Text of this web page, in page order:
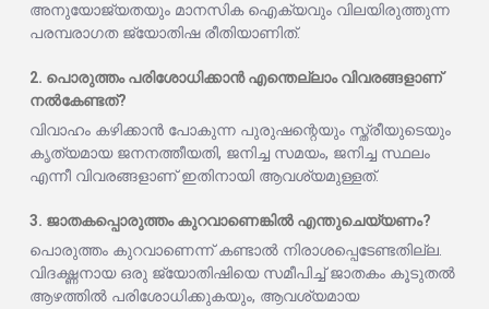
അനുയോജ്യതയും മാനസിക ഐക്യവും വിലയിരുത്തുന്ന
പരമ്പരാഗത ജ്യോതിഷ രീതിയാണിത്.
2. പൊരുത്തം പരിശോധിക്കാൻ എന്തെല്ലാം വിവരങ്ങളാണ്
നൽകേണ്ടത്?
വിവാഹം കഴിക്കാൻ പോകുന്ന പുരുഷന്റെയും സ്ത്രീയുടെയും
കൃത്യമായ ജനനത്തീയതി, ജനിച്ച സമയം, ജനിച്ച സ്ഥലം
എന്നീ വിവരങ്ങളാണ് ഇതിനായി ആവശ്യമുള്ളത്.
3. ജാതകപ്പൊരുത്തം കുറവാണെങ്കിൽ എന്തുചെയ്യണം?
പൊരുത്തം കുറവാണെന്ന് കണ്ടാൽ നിരാശപ്പെടേണ്ടതില്ല.
വിദഗ്ദ്ധനായ ഒരു ജ്യോതിഷിയെ സമീപിച്ച് ജാതകം കൂടുതൽ
ആഴത്തിൽ പരിശോധിക്കുകയും, ആവശ്യമായ